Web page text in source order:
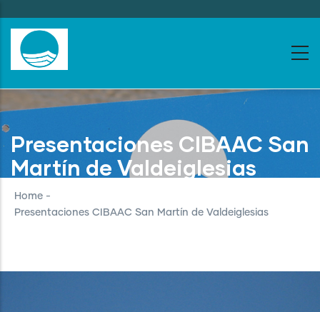
to
main
content
Presentaciones CIBAAC San
Martín de Valdeiglesias
Home -
Presentaciones CIBAAC San Martín de Valdeiglesias